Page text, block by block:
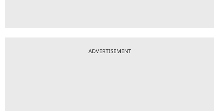
ADVERTISEMENT